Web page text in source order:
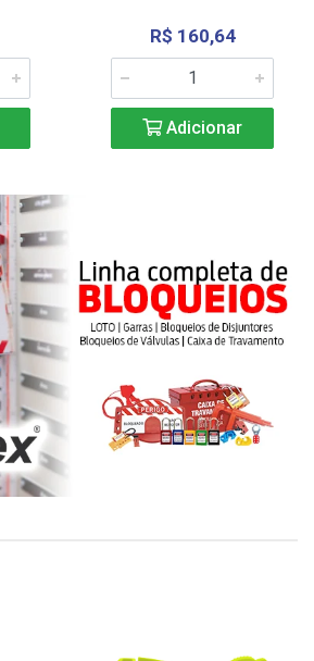
R$ 160,64
Adicionar